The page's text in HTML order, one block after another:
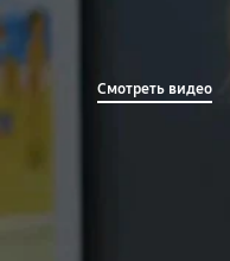
Смотреть видео